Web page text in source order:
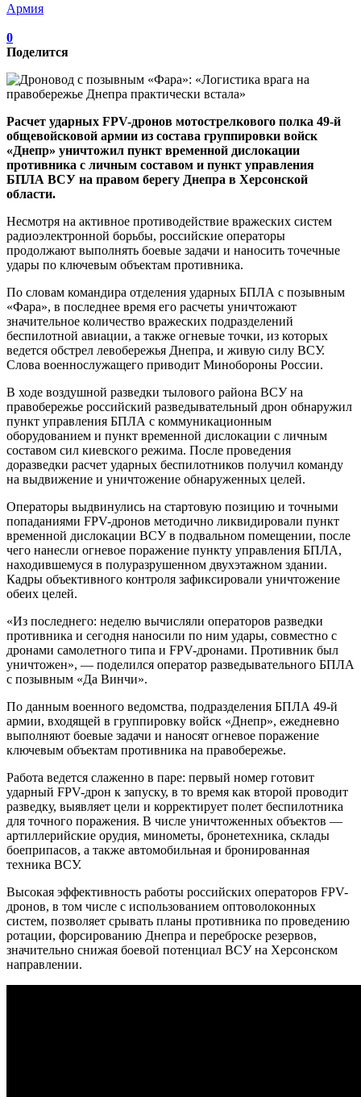
Армия
0
Поделится
Расчет ударных FPV-дронов мотострелкового полка 49-й
общевойсковой армии из состава группировки войск
«Днепр» уничтожил пункт временной дислокации
противника с личным составом и пункт управления
БПЛА ВСУ на правом берегу Днепра в Херсонской
области.
Несмотря на активное противодействие вражеских систем
радиоэлектронной борьбы, российские операторы
продолжают выполнять боевые задачи и наносить точечные
удары по ключевым объектам противника.
По словам командира отделения ударных БПЛА с позывным
«Фара», в последнее время его расчеты уничтожают
значительное количество вражеских подразделений
беспилотной авиации, а также огневые точки, из которых
ведется обстрел левобережья Днепра, и живую силу ВСУ.
Слова военнослужащего приводит Минобороны России.
В ходе воздушной разведки тылового района ВСУ на
правобережье российский разведывательный дрон обнаружил
пункт управления БПЛА с коммуникационным
оборудованием и пункт временной дислокации с личным
составом сил киевского режима. После проведения
доразведки расчет ударных беспилотников получил команду
на выдвижение и уничтожение обнаруженных целей.
Операторы выдвинулись на стартовую позицию и точными
попаданиями FPV-дронов методично ликвидировали пункт
временной дислокации ВСУ в подвальном помещении, после
чего нанесли огневое поражение пункту управления БПЛА,
находившемуся в полуразрушенном двухэтажном здании.
Кадры объективного контроля зафиксировали уничтожение
обеих целей.
«Из последнего: неделю вычисляли операторов разведки
противника и сегодня наносили по ним удары, совместно с
дронами самолетного типа и FPV-дронами. Противник был
уничтожен», — поделился оператор разведывательного БПЛА
с позывным «Да Винчи».
По данным военного ведомства, подразделения БПЛА 49-й
армии, входящей в группировку войск «Днепр», ежедневно
выполняют боевые задачи и наносят огневое поражение
ключевым объектам противника на правобережье.
Работа ведется слаженно в паре: первый номер готовит
ударный FPV-дрон к запуску, в то время как второй проводит
разведку, выявляет цели и корректирует полет беспилотника
для точного поражения. В числе уничтоженных объектов —
артиллерийские орудия, минометы, бронетехника, склады
боеприпасов, а также автомобильная и бронированная
техника ВСУ.
Высокая эффективность работы российских операторов FPV-
дронов, в том числе с использованием оптоволоконных
систем, позволяет срывать планы противника по проведению
ротации, форсированию Днепра и переброске резервов,
значительно снижая боевой потенциал ВСУ на Херсонском
направлении.